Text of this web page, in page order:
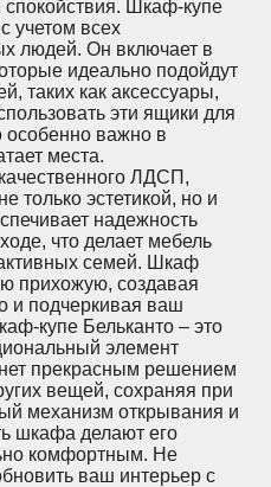
Шкаф-купе
учетом всех
людей. Он включает в
идеально подойдут
таких как аксессуары,
эти ящики для
особенно важно в
места.
ЛДСП,
только эстетикой, но и
надежность
что делает мебель
семей. Шкаф
прихожую, создавая
и подчеркивая ваш
купе Бельканто – это
элемент
прекрасным решением
вещей, сохраняя при
механизм открывания и
шкафа делают его
комфортным. Не
ваш интерьер с